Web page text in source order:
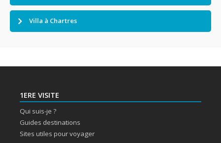
Villa à Chartres
1ERE VISITE
Qui suis-je ?
Guides destinations
Sites utiles pour voyager